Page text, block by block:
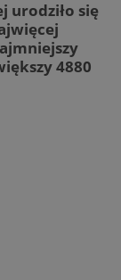
urodziło się
4880